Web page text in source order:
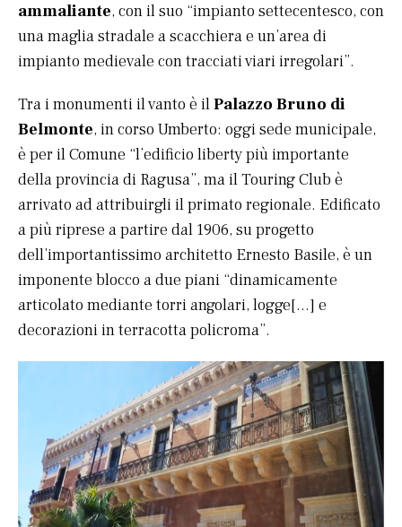
ammaliante, con il suo “impianto settecentesco, con
una maglia stradale a scacchiera e un’area di
impianto medievale con tracciati viari irregolari”.
Tra i monumenti il vanto è ilPalazzo Bruno di
Belmonte, in corso Umberto: oggi sede municipale,
è per il Comune “l’edificio liberty più importante
della provincia di Ragusa”, ma il Touring Club è
arrivato ad attribuirgli il primato regionale. Edificato
a più riprese a partire dal 1906, su progetto
dell’importantissimo architetto Ernesto Basile, è un
imponente blocco a due piani “dinamicamente
articolato mediante torri angolari, logge[…] e
decorazioni in terracotta policroma”.